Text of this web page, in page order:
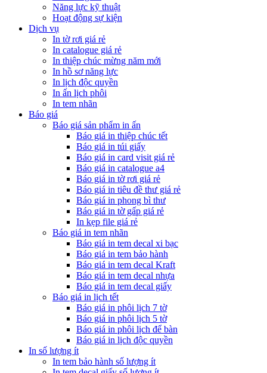
Năng lực kỹ thuật
Hoạt động sự kiện
Dịch vụ
In tờ rơi giá rẻ
In catalogue giá rẻ
In thiệp chúc mừng năm mới
In hồ sơ năng lực
In lịch độc quyền
In ấn lịch phôi
In tem nhãn
Báo giá
Báo giá sản phẩm in ấn
Báo giá in thiệp chúc tết
Báo giá in túi giấy
Báo giá in card visit giá rẻ
Báo giá in catalogue a4
Báo giá in tờ rơi giá rẻ
Báo giá in tiêu đề thư giá rẻ
Báo giá in phong bì thư
Báo giá in tờ gấp giá rẻ
In kẹp file giá rẻ
Báo giá in tem nhãn
Báo giá in tem decal xi bạc
Báo giá in tem bảo hành
Báo giá in tem decal Kraft
Báo giá in tem decal nhựa
Báo giá in tem decal giấy
Báo giá in lịch tết
Báo giá in phôi lịch 7 tờ
Báo giá in phôi lịch 5 tờ
Báo giá in phôi lịch để bàn
Báo giá in lịch độc quyền
In số lượng ít
In tem bảo hành số lượng ít